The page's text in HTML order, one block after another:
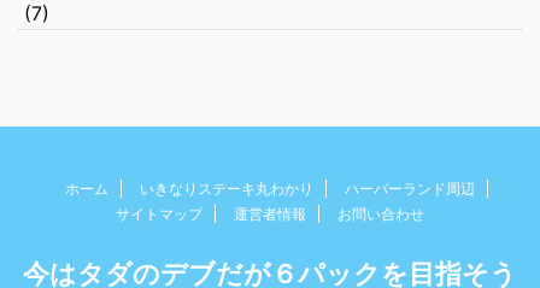
(7)
ホーム いきなりステーキ丸わかり
ハーバーランド周辺
サイトマップ
運営者情報 お問い合わせ
今はタダのデブだが６パックを目指そう